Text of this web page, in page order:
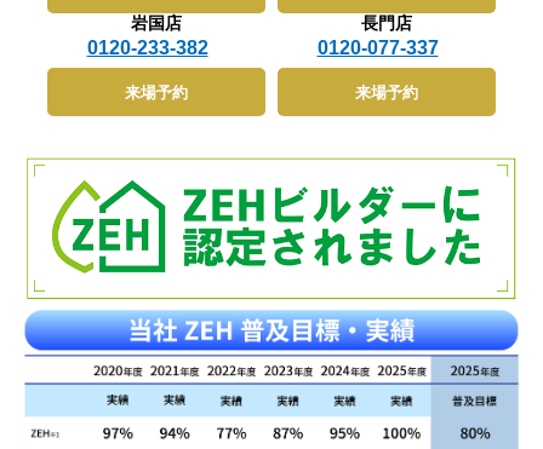
岩国店
0120-233-382
来場予約
長門店
0120-077-337
来場予約